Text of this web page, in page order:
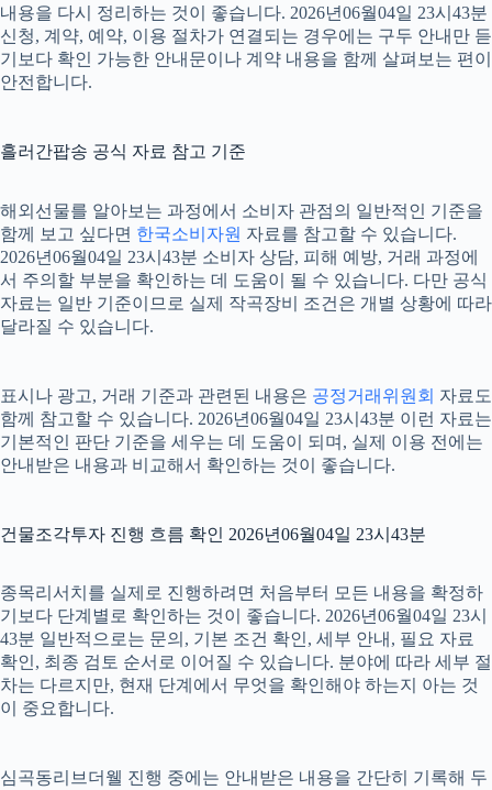
내용을 다시 정리하는 것이 좋습니다. 2026년06월04일 23시43분
신청, 계약, 예약, 이용 절차가 연결되는 경우에는 구두 안내만 듣
기보다 확인 가능한 안내문이나 계약 내용을 함께 살펴보는 편이
안전합니다.
흘러간팝송 공식 자료 참고 기준
해외선물를 알아보는 과정에서 소비자 관점의 일반적인 기준을
함께 보고 싶다면 한국소비자원 자료를 참고할 수 있습니다.
2026년06월04일 23시43분 소비자 상담, 피해 예방, 거래 과정에
서 주의할 부분을 확인하는 데 도움이 될 수 있습니다. 다만 공식
자료는 일반 기준이므로 실제 작곡장비 조건은 개별 상황에 따라
달라질 수 있습니다.
표시나 광고, 거래 기준과 관련된 내용은 공정거래위원회 자료도
함께 참고할 수 있습니다. 2026년06월04일 23시43분 이런 자료는
기본적인 판단 기준을 세우는 데 도움이 되며, 실제 이용 전에는
안내받은 내용과 비교해서 확인하는 것이 좋습니다.
건물조각투자 진행 흐름 확인 2026년06월04일 23시43분
종목리서치를 실제로 진행하려면 처음부터 모든 내용을 확정하
기보다 단계별로 확인하는 것이 좋습니다. 2026년06월04일 23시
43분 일반적으로는 문의, 기본 조건 확인, 세부 안내, 필요 자료
확인, 최종 검토 순서로 이어질 수 있습니다. 분야에 따라 세부 절
차는 다르지만, 현재 단계에서 무엇을 확인해야 하는지 아는 것
이 중요합니다.
심곡동리브더웰 진행 중에는 안내받은 내용을 간단히 기록해 두